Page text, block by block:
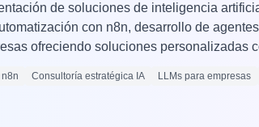
de soluciones de inteligencia
con n8n, desarrollo de
ofreciendo soluciones personalizadas
Consultoría estratégica IA LLMs para empresas